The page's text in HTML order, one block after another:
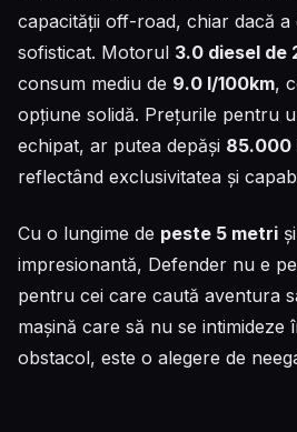
capacității off-road, chiar dacă a
sofisticat. Motorul 3.0 diesel de
consum mediu de 9.0 l/100km,
opțiune solidă. Prețurile pentru
echipat, ar putea depăși 85.000
reflectând exclusivitatea și
Cu o lungime de peste 5 metri
impresionantă, Defender nu e
pentru cei care caută aventura
mașină care să nu se intimideze
obstacol, este o alegere de